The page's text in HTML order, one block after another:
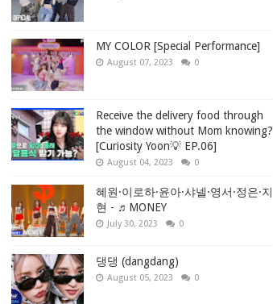
MY COLOR [Special Performance]
August 07, 2023 0
Receive the delivery food through
the window without Mom knowing?
[Curiosity Yoon💡 EP.06]
August 04, 2023 0
혜원·이로하·윤아·샤넬·영서·정은·지
현 - ♬MONEY
July 30, 2023 0
댕댕 (dangdang)
August 05, 2023 0